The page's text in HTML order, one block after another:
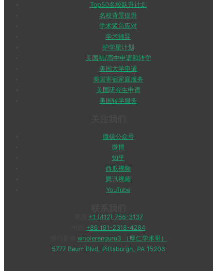
Top50名校跃升计划
名校背景提升
学术紧急应对
学术辅导
护学星计划
美国初/高中申请和转学
美国大学申请
美国寄宿家庭服务
美国研究生申请
美国转学服务
微信公众号
微博
知乎
西瓜视频
腾讯视频
YouTube
+1 (412) 756-3137
+86 191-2318-4284
wholerenguru3 （厚仁学术哥）
5777 Baum Blvd, Pittsburgh, PA 15206